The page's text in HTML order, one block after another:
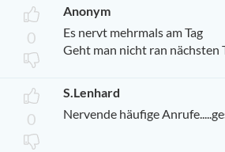
0
Anonym
Es nervt mehrmals am Tag
Geht man nicht ran nächsten
0
S.Lenhard
Nervende häufige